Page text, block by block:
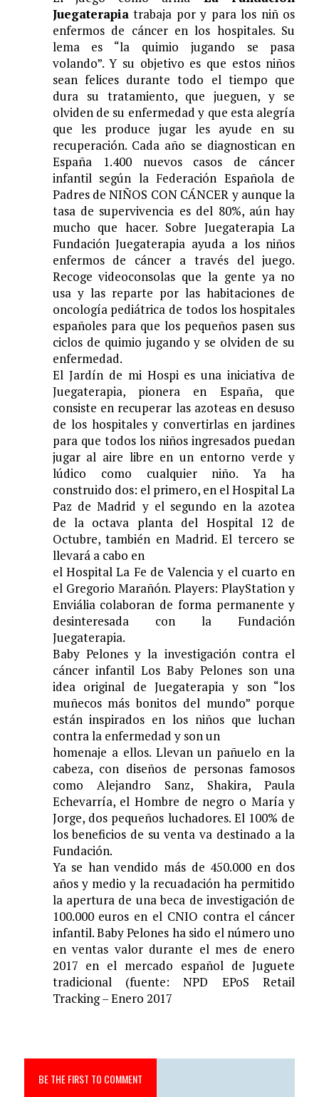
Juegaterapiatrabaja por y para los niñ os
enfermos de cáncer en los hospitales. Su
lema es “la quimio jugando se pasa
volando”. Y su objetivo es que estos niños
sean felices durante todo el tiempo que
dura su tratamiento, que jueguen, y se
olviden de su enfermedad y que esta alegría
que les produce jugar les ayude en su
recuperación. Cada año se diagnostican en
España 1.400 nuevos casos de cáncer
infantil según la Federación Española de
Padres de NIÑOS CON CÁNCER y aunque la
tasa de supervivencia es del 80%, aún hay
mucho que hacer. Sobre Juegaterapia La
Fundación Juegaterapia ayuda a los niños
enfermos de cáncer a través del juego.
Recoge videoconsolas que la gente ya no
usa y las reparte por las habitaciones de
oncología pediátrica de todos los hospitales
españoles para que los pequeños pasen sus
ciclos de quimio jugando y se olviden de su
enfermedad.
El Jardín de mi Hospies una iniciativa de
Juegaterapia, pionera en España, que
consiste en recuperar las azoteas en desuso
de los hospitales y convertirlas en jardines
para que todos los niños ingresados puedan
jugar al aire libre en un entorno verde y
lúdico como cualquier niño. Ya ha
construido dos: el primero, en el Hospital La
Paz de Madrid y el segundo en la azotea
de la octava planta del Hospital 12 de
Octubre, también en Madrid. El tercero se
llevaráa cabo en
el Hospital La Fe de Valencia y el cuarto en
el Gregorio Marañón. Players: PlayStation y
Enviália colaboran de forma permanente y
desinteresada con laFundación
Juegaterapia.
Baby Pelones y la investigación contra el
cáncer infantil Los Baby Pelones son una
idea original de Juegaterapia y son “los
muñecos más bonitos del mundo”porque
están inspirados en los niños que luchan
contra la enfermedad y son un
homenaje a ellos. Llevan un pañuelo en la
cabeza, con diseños de personas famosos
como Alejandro Sanz, Shakira, Paula
Echevarría, el Hombre de negro o María y
Jorge, dos pequeños luchadores. El 100% de
los beneficios de su venta va destinado a la
Fundación.
Ya se han vendido más de 450.000 en dos
años y medio y la recuadación ha permitido
la apertura de unabeca de investigación de
100.000 euros en el CNIO contra el cáncer
infantil. Baby Pelones ha sido el número uno
en ventas valor durante el mes de enero
2017 en el mercado español de Juguete
tradicional (fuente: NPD EPoS Retail
Tracking – Enero 2017
BE THE FIRST TO COMMENT